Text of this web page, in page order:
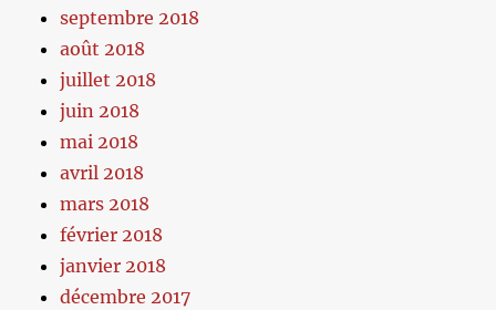
septembre 2018
août 2018
juillet 2018
juin 2018
mai 2018
avril 2018
mars 2018
février 2018
janvier 2018
décembre 2017